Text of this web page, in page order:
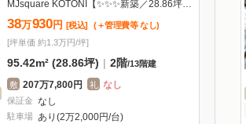
MJsquare KOTONI【✨✨✨新築／28.86坪✨✨✨】
38万930 円 [税込] (＋管理費等 なし)
[坪単価 約1.3万円/坪]
95.42m² (28.86坪) | 2階/13階建
敷 207万7,800円 礼 なし
保証金 なし
駐車場 あり(2万2,000円/台)